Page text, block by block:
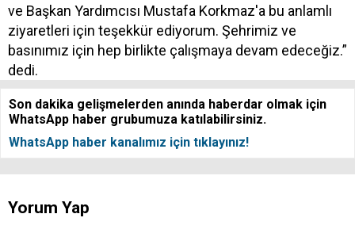
ve Başkan Yardımcısı Mustafa Korkmaz'a bu anlamlı
ziyaretleri için teşekkür ediyorum. Şehrimiz ve
basınımız için hep birlikte çalışmaya devam edeceğiz.”
dedi.
Son dakika gelişmelerden anında haberdar olmak için
WhatsApp haber grubumuza katılabilirsiniz.
WhatsApp haber kanalımız için tıklayınız!
Yorum Yap